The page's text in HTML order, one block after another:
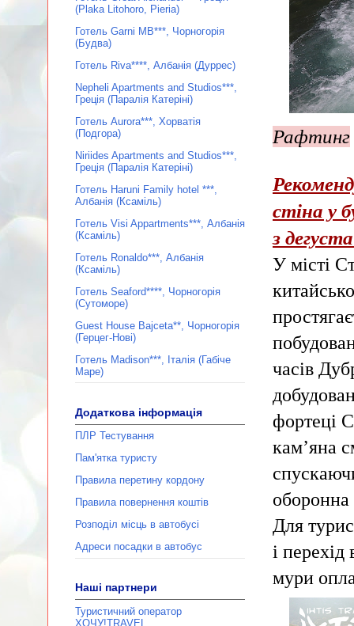
Рафтинг
стіна у
з
У місті
часів
фортеці
кам’яна
оборонна
Для
і
мури
(Plaka Litohoro, Pieria)
Готель Garni MB***, Чорногорія
(Будва)
Готель Riva****, Албанія (Дуррес)
Nepheli Apartments and Studios***,
Греція (Паралія Катеріні)
Готель Aurora***, Хорватія
(Подгора)
Niriides Apartments and Studios***,
Греція (Паралія Катеріні)
Готель Haruni Family hotel ***,
Албанія (Ксаміль)
Готель Visi Appartments***, Албанія
(Ксаміль)
Готель Ronaldo***, Албанія
(Ксаміль)
Готель Seaford****, Чорногорія
(Сутоморе)
Guest House Bajceta**, Чорногорія
(Герцег-Нові)
Готель Madison***, Італія (Габіче
Маре)
Додаткова інформація
ПЛР Тестування
Пам'ятка туристу
Правила перетину кордону
Правила повернення коштів
Розподіл місць в автобусі
Адреси посадки в автобус
Наші партнери
Туристичний оператор
ХОЧУ!TRAVEL